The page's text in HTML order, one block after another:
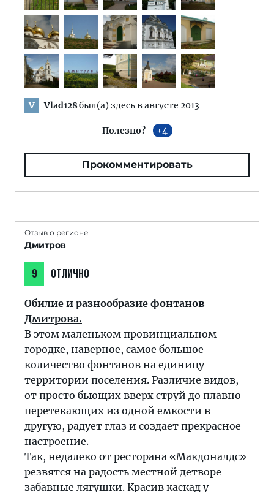
V Vlad128был(а) здесь в августе 2013
Полезно? 4
Прокомментировать
Отзыв о регионе
Дмитров
9 ОТЛИЧНО
Обилие и разнообразие фонтанов
Дмитрова.
В этом маленьком провинциальном
городке, наверное, самое большое
количество фонтанов на единицу
территории поселения. Различие видов,
от просто бьющих вверх струй до плавно
перетекающих из одной емкости в
другую, радует глаз и создает прекрасное
настроение.
Так, недалеко от ресторана «Макдоналдс»
резвятся на радость местной детворе
забавные лягушки. Красив каскад у